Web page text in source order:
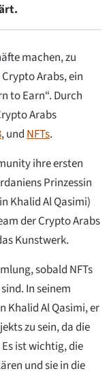
machen, zu
Arabs, ein
to Earn“. Durch
Arabs
, und NFTs.
ihre ersten
Prinzessin
Khalid Al Qasimi)
der Crypto Arabs
Kunstwerk.
sobald NFTs
In seinem
Khalid Al Qasimi, er
zu sein, da die
ist wichtig, die
und sie in die